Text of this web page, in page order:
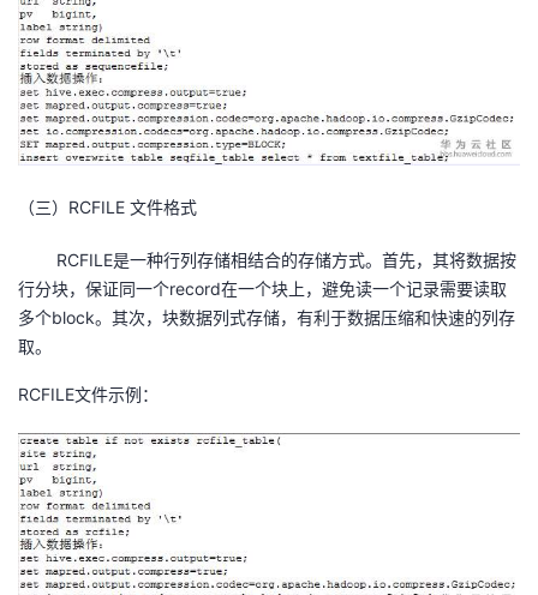
（三）RCFILE 文件格式
RCFILE是一种行列存储相结合的存储方式。首先，其将数据按
行分块，保证同一个record在一个块上，避免读一个记录需要读取
多个block。其次，块数据列式存储，有利于数据压缩和快速的列存
取。
RCFILE文件示例：